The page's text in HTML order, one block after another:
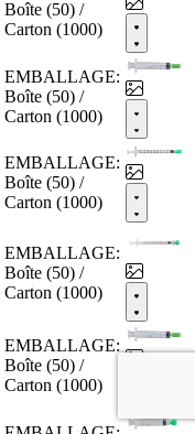
Boîte (50) /
Carton (1000)
EMBALLAGE:
Boîte (50) /
Carton (1000)
EMBALLAGE:
Boîte (50) /
Carton (1000)
EMBALLAGE:
Boîte (50) /
Carton (1000)
EMBALLAGE:
Boîte (50) /
Carton (1000)